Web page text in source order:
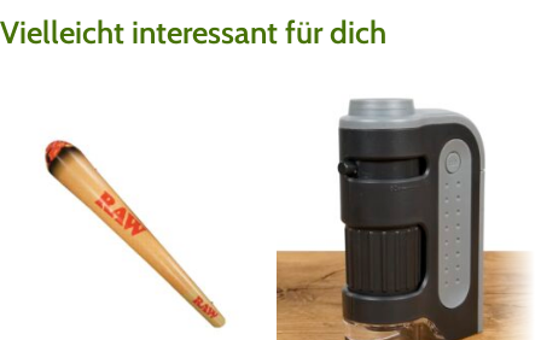
Vielleicht interessant für dich